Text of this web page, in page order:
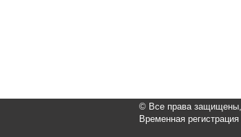
© Все права защищены,
Временная